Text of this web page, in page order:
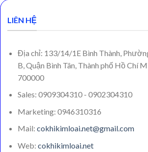
LIÊN HỆ
Địa chỉ: 133/14/1E Bình Thành,
B, Quận Bình Tân, Thành phố Hồ Chí
700000
Sales: 0909304310 - 0902304310
Marketing: 0946310316
Mail: cokhikimloai.net@gmail.com
Web: cokhikimloai.net